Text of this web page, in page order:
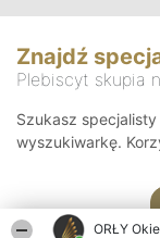
ORŁY
Znajdź
Plebiscyt skupia
Szukasz
wyszukiwarkę.